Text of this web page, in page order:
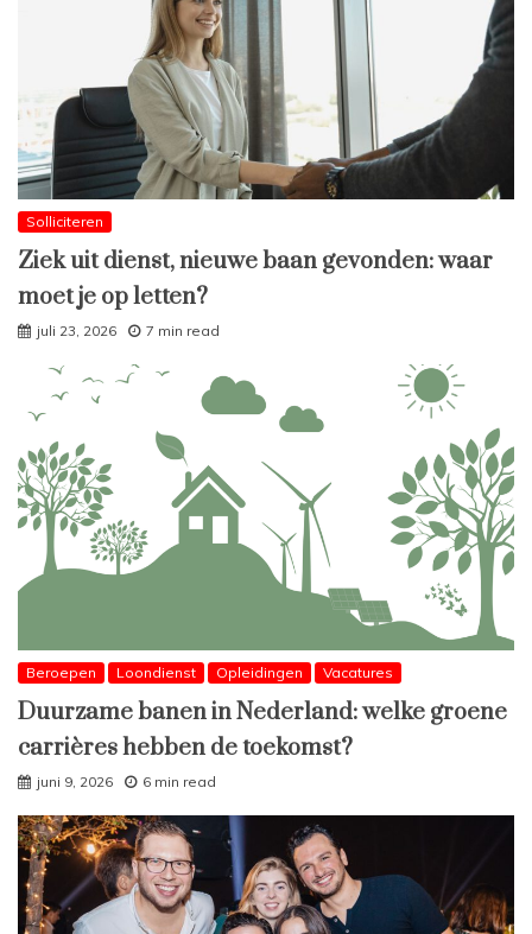
Solliciteren
Ziek uit dienst, nieuwe baan gevonden: waar
moet je op letten?
juli 23, 2026 7 min read
Beroepen Loondienst Opleidingen Vacatures
Duurzame banen in Nederland: welke groene
carrières hebben de toekomst?
juni 9, 2026 6 min read